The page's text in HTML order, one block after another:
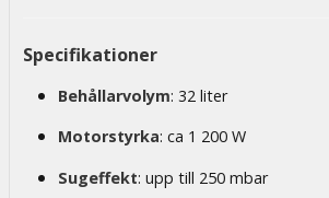
Specifikationer
Behållarvolym: 32 liter
Motorstyrka: ca 1 200 W
Sugeffekt: upp till 250 mbar